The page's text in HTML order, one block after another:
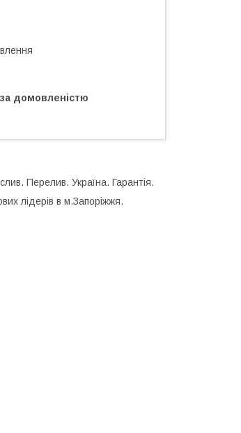
за домовленістю
Перелив. Україна. Гарантія.
лідерів в м.Запоріжжя.